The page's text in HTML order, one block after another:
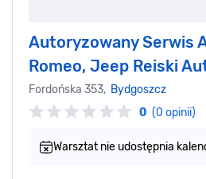
Autoryzowany Serwis
Romeo, Jeep Reiski
Fordońska 353, Bydgoszcz
0 (0 opinii)
Warsztat nie udostępnia